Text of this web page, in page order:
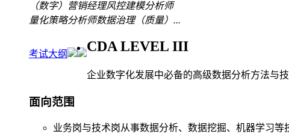
（数字）营销经理风控建模分析师
量化策略分析师数据治理（质量） ...
考试大纲 CDA LEVEL III
企业数字化发展中必备的高级数据分析方法与
面向范围
业务岗与技术岗从事数据分析、数据挖掘、机器学习等